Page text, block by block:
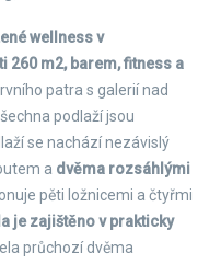
wellness v
260 m2, barem, fitness a
patra s galerií nad
podlaží jsou
se nachází nezávislý
a dvěma rozsáhlými
pěti ložnicemi a čtyřmi
je zajištěno v prakticky
průchozí dvěma